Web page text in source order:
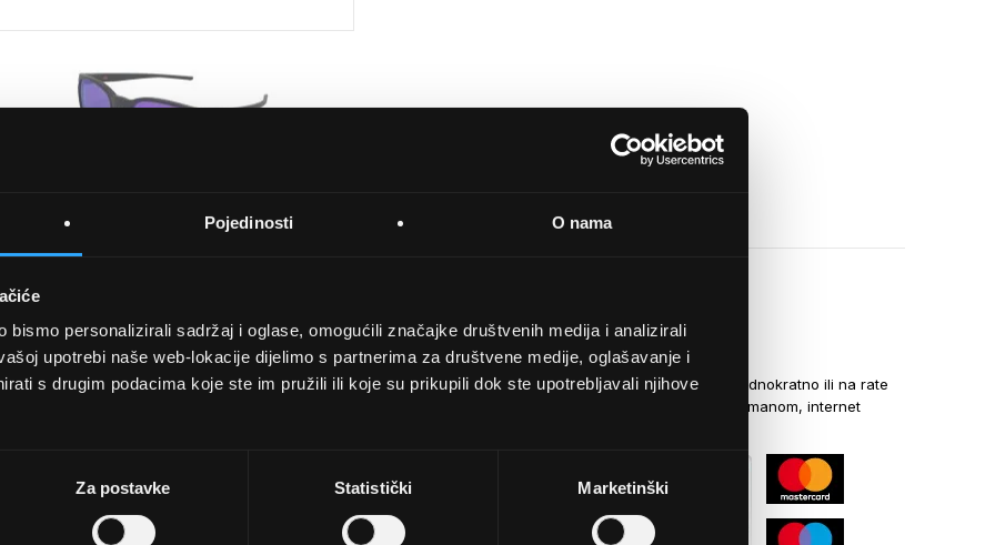
Pojedinosti O nama
bismo personalizirali sadržaj i oglase, omogućili značajke društvenih medija i analizirali
upotrebi naše web-lokacije dijelimo s partnerima za društvene medije, oglašavanje i
s drugim podacima koje ste im pružili ili koje su prikupili dok ste upotrebljavali njihove
Za postavke Statistički Marketinški
selection
UVJETI KUPNJE
Opći uvjeti poslovanja
Napredno pretraživanje
Narudžbe i povrati
NAČINI PLAĆANJA
Kreditnim karticama jednokratno ili na rate
općom uplatnicom, virmanom, internet